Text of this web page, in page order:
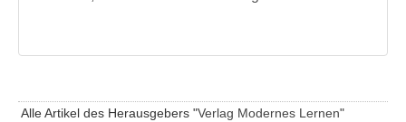
Alle Artikel des Herausgebers "Verlag Modernes Lernen"